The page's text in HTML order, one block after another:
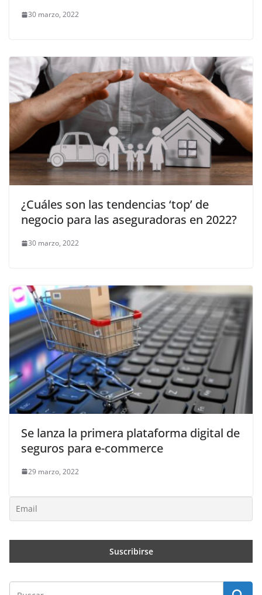
30 marzo, 2022
¿Cuáles son las tendencias ‘top’ de
negocio para las aseguradoras en 2022?
30 marzo, 2022
Se lanza la primera plataforma digital de
seguros para e-commerce
29 marzo, 2022